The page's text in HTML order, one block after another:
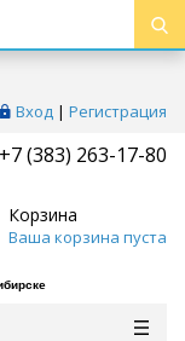
Вход | Регистрация
+7 (383) 263-17-80
Корзина
Ваша корзина пуста